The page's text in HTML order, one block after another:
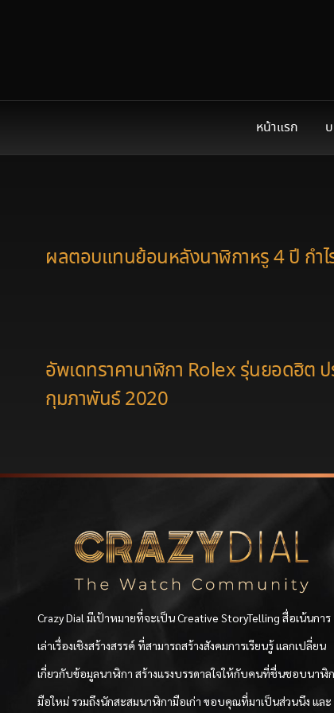
หน้าแรก
ผลตอบแทนย้อนหลังนาฬิกาหรู 4 ปี กำไ
อัพเดทราคานาฬิกา Rolex รุ่นยอดฮิต ป
กุมภาพันธ์ 2020
Crazy Dial มีเป้าหมายที่จะเป็น Creative StoryTelling สื่อเน้นการ
เล่าเรื่องเชิงสร้างสรรค์ ที่สามารถสร้างสังคมการเรียนรู้ แลกเปลี่ยน
เกี่ยวกับข้อมูลนาฬิกา สร้างแรงบรรดาลใจให้กับคนที่ชื่นชอบนาฬิ
มือใหม่ รวมถึงนักสะสมนาฬิกามือเก่า ขอบคุณที่มาเป็นส่วนนึง และ